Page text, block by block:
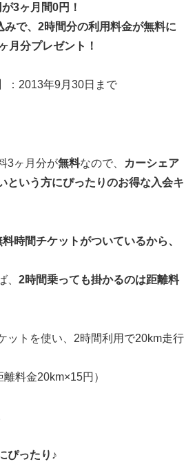
3ヶ月間0円！
みで、2時間分の利用料金が無料に
月分プレゼント！
：2013年9月30日まで
3ヶ月分が無料なので、
カーシェア
という方にぴったりのお得な入会キ
時間チケットがついているから、
、 2時間乗っても掛かるのは距離料
ットを使い、2時間利用で20km走行
料金20km×15円）
ぴったり♪